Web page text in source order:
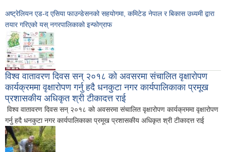
अष्ट्रेलियन एड-द एसिया फाउन्डेसनको सहयोगमा, कमिटेड नेपाल र बिकास उध्यमी द्वारा
तयार गरिएको यस् नगरपालिकाको इन्फोग्राफ
विश्व वातावरण दिवस सन् २०१८ को अवसरमा संचालित वृक्षारोपण
कार्यक्रममा वृक्षारोपण गर्नु हदै धनकुटा नगर कार्यपालिकाका प्रमूख
प्रशासकीय अधिकृत श्री टीकादत्त राई
विश्व वातावरण दिवस सन् २०१८ को अवसरमा संचालित वृक्षारोपण कार्यक्रममा वृक्षारोपण
गर्नु हदै धनकुटा नगर कार्यपालिकाका प्रमूख प्रशासकीय अधिकृत श्री टीकादत्त राई